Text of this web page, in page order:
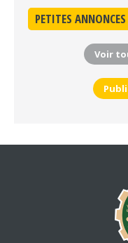
PETITES ANNONCES
Voir